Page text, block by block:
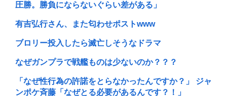
圧勝。勝負にならないぐらい差がある」
有吉弘行さん、また匂わせポストwww
ブロリー投入したら滅亡しそうなドラマ
なぜガンプラで戦艦ものは少ないのか？？？
「なぜ性行為の許諾をとらなかったんですか？」 ジャ
ンポケ斉藤「なぜとる必要があるんです？！」